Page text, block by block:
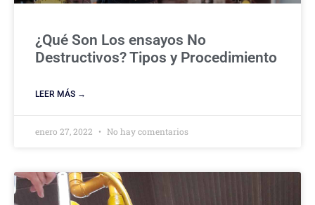
¿Qué Son Los ensayos No
Destructivos? Tipos y Procedimiento
LEER MÁS →
enero 27, 2022 No hay comentarios